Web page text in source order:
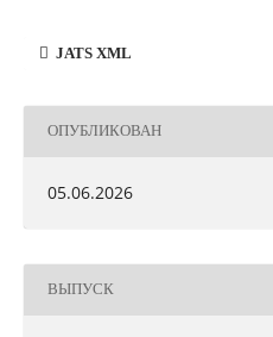
JATS XML
ОПУБЛИКОВАН
05.06.2026
ВЫПУСК